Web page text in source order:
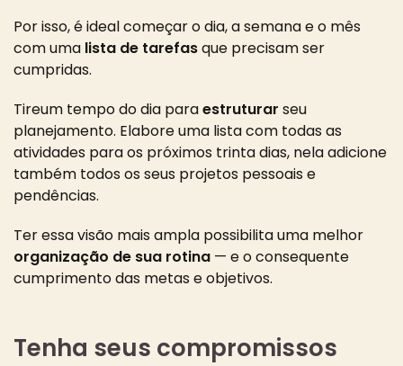
Por isso, é ideal começar o dia, a semana e o mês
com uma lista de tarefasque precisam ser
cumpridas.
Tireum tempo do dia paraestruturar seu
planejamento. Elabore uma lista com todas as
atividades para os próximos trinta dias, nela adicione
também todos os seus projetos pessoais e
pendências.
Ter essa visão mais ampla possibilita uma melhor
organização de sua rotina — e o consequente
cumprimento das metas e objetivos.
Tenha seus compromissos